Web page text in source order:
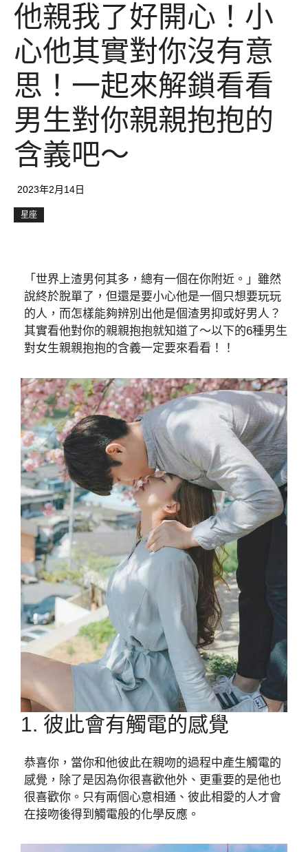
他親我了好開心！小
心他其實對你沒有意
思！一起來解鎖看看
男生對你親親抱抱的
含義吧～
2023年2月14日
星座
「世界上渣男何其多，總有一個在你附近。」雖然
說終於脫單了，但還是要小心他是一個只想要玩玩
的人，而怎樣能夠辨別出他是個渣男抑或好男人？
其實看他對你的親親抱抱就知道了～以下的6種男生
對女生親親抱抱的含義一定要來看看！！
1. 彼此會有觸電的感覺
恭喜你，當你和他彼此在親吻的過程中產生觸電的
感覺，除了是因為你很喜歡他外、更重要的是他也
很喜歡你。只有兩個心意相通、彼此相愛的人才會
在接吻後得到觸電般的化學反應。